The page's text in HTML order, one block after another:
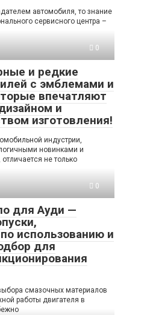
автомобиля, то знание
сервисного центра –
0
и редкие
с эмблемами и
впечатляют
и
изготовления!
индустрии,
новинками и
не только
0
для Ауди —
использованию и
для
смазочных материалов
работы двигателя в